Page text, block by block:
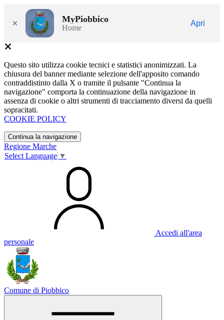
× MyPiobbico
Home
Apri
Questo sito utilizza cookie tecnici e statistici anonimizzati. La
chiusura del banner mediante selezione dell'apposito comando
contraddistinto dalla X o tramite il pulsante "Continua la
navigazione" comporta la continuazione della navigazione in
assenza di cookie o altri strumenti di tracciamento diversi da quelli
sopracitati.
COOKIE POLICY
Continua la navigazione
Regione Marche
Select Language ▼
Accedi all'area
personale
Comune di Piobbico